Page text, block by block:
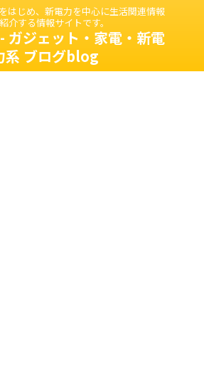
はじめ、新電力を中心に生活関連情報
介する情報サイトです。
ガジェット・家電・新電
系 ブログblog